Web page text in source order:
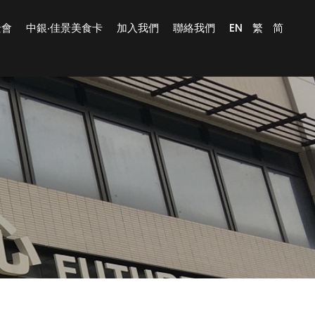
中銀‧佳景美食卡 加入我們 聯絡我們 EN 繁 简